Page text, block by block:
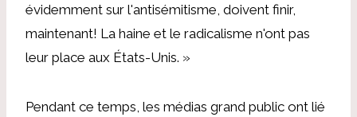
évidemment sur l'antisémitisme, doivent finir,
maintenant! La haine et le radicalisme n'ont pas
leur place aux États-Unis. »
Pendant ce temps, les médias grand public ont lié